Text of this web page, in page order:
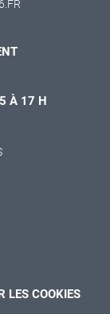
À 17 H
LES COOKIES